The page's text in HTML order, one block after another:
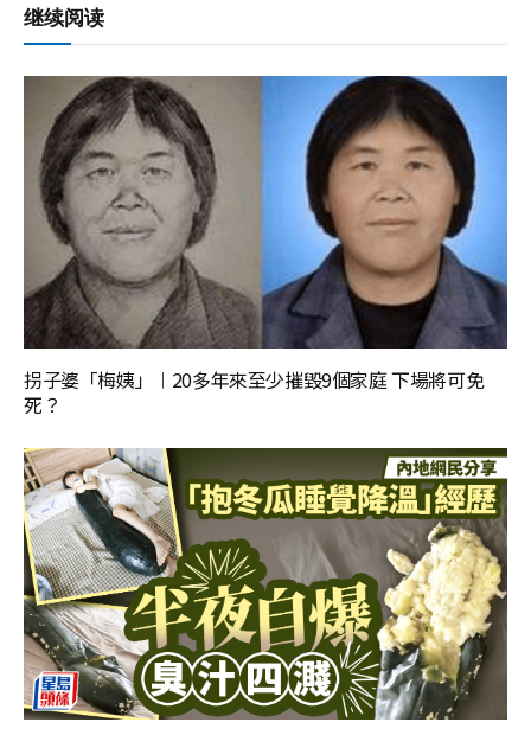
继续阅读
拐子婆「梅姨」︱20多年來至少摧毀9個家庭 下場將可免
死？